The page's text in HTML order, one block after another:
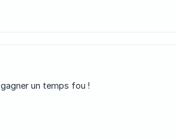
un temps fou !